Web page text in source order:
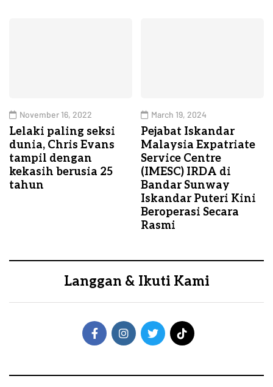
November 16, 2022
Lelaki paling seksi
dunia, Chris Evans
tampil dengan
kekasih berusia 25
tahun
March 19, 2024
Pejabat Iskandar
Malaysia Expatriate
Service Centre
(IMESC) IRDA di
Bandar Sunway
Iskandar Puteri Kini
Beroperasi Secara
Rasmi
Langgan & Ikuti Kami